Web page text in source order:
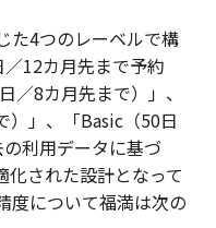
た4つのレーベルで構
12カ月先まで予約
／8カ月先まで）」、
）」、「Basic（50日
利用データに基づ
化された設計となって
度について福満は次の